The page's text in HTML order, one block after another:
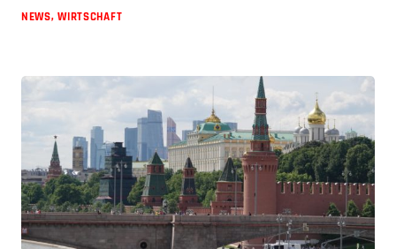
NEWS,WIRTSCHAFT